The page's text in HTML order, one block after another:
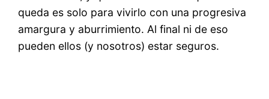
queda es solo para vivirlo con una progresiva
amargura y aburrimiento. Al final ni de eso
pueden ellos (y nosotros) estar seguros.